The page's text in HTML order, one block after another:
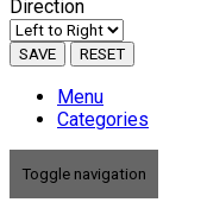
Direction
SAVE RESET
Menu
Categories
Toggle navigation